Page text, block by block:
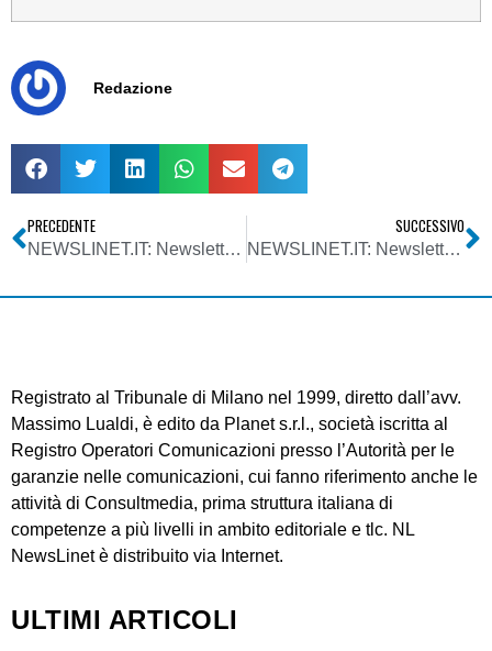
Redazione
PRECEDENTE
NEWSLINET.IT: Newsletter n. 802 del 29/04/2015
SUCCESSIVO
NEWSLINET.IT: Newsletter n. 804 del 13/05/2015
Registrato al Tribunale di Milano nel 1999, diretto dall’avv.
Massimo Lualdi, è edito da Planet s.r.l., società iscritta al
Registro Operatori Comunicazioni presso l’Autorità per le
garanzie nelle comunicazioni, cui fanno riferimento anche le
attività di Consultmedia, prima struttura italiana di
competenze a più livelli in ambito editoriale e tlc. NL
NewsLinet è distribuito via Internet.
ULTIMI ARTICOLI